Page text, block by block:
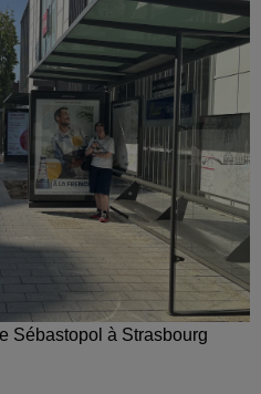
Sébastopol à Strasbourg